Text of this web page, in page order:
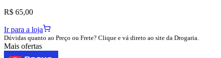
R$ 65,00
Ir para a loja
Dúvidas quanto ao Preço ou Frete? Clique e vá direto ao site da Drogaria.
Mais ofertas